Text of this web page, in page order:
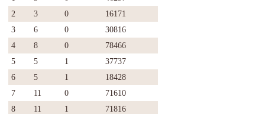
2
3 0
16171
3
6 0
30816
4
8 0
78466
5
5 1
37737
6
5 1
18428
7
11 0
71610
8
11 1
71816